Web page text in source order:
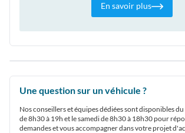
En savoir plus
Une question sur un véhicule ?
Nos conseillers et équipes dédiées sont disponibles
de 8h30 à 19h et le samedi de 8h30 à 18h30 pour
demandes et vous accompagner dans votre projet